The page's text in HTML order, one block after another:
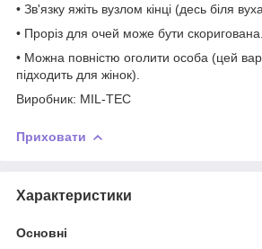
• Зв'язку яжіть вузлом кінці (десь біля
• Проріз для очей може бути скоригована.
• Можна повністю оголити особа (цей
підходить для жінок).
Виробник: MIL-TEC
Приховати
Характеристики
Основні